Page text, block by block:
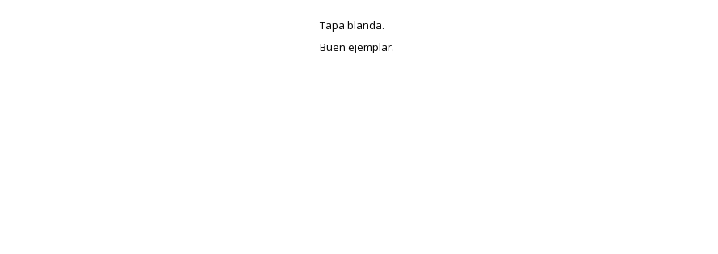
Tapa blanda.
Buen ejemplar.